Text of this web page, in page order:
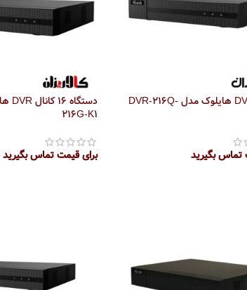
دستگاه DVR هایلوک مدل DVR-216Q-
تماس بگیرید
216G-K1
برای قیمت تماس بگیرید